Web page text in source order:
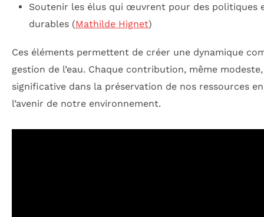
Soutenir les élus qui œuvrent pour des politiques
durables (Mathilde Hignet)
Ces éléments permettent de créer une dynamique
gestion de l’eau. Chaque contribution, même
significative dans la préservation de nos ressources
l’avenir de notre environnement.